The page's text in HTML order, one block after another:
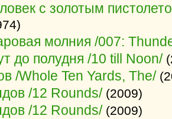
с золотым
молния /007:
до полудня /10 till Noon/
/Whole Ten Yards, The/
/12 Rounds/ (2009)
/12 Rounds/ (2009)